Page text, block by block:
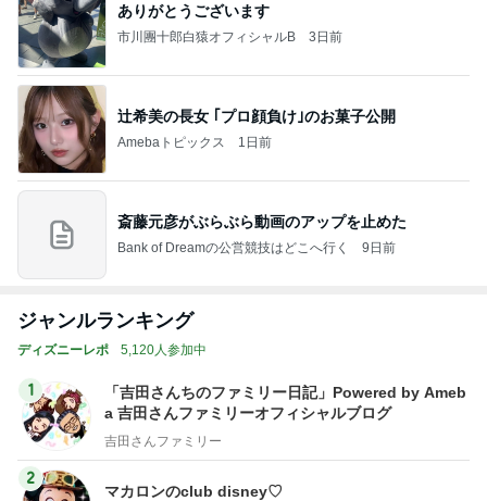
ありがとうございます
市川團十郎白猿オフィシャルB 3日前
辻希美の長女 ｢プロ顔負け｣のお菓子公開
Amebaトピックス 1日前
斎藤元彦がぶらぶら動画のアップを止めた
Bank of Dreamの公営競技はどこへ行く 9日前
ジャンルランキング
ディズニーレポ 5,120人参加中
1
「吉田さんちのファミリー日記」Powered by Ameb
a 吉田さんファミリーオフィシャルブログ
吉田さんファミリー
2
マカロンのclub disney♡